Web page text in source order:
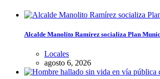
Alcalde Manolito Ramírez socializa Plan
Locales
agosto 6, 2026